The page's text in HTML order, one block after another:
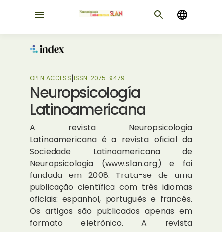
OPEN ACCESS|ISSN: 2075-9479
Neuropsicología
Latinoamericana
A revista Neuropsicologia
Latinoamericana é a revista oficial da
Sociedade Latinoamericana de
Neuropsicologia (www.slan.org) e foi
fundada em 2008. Trata-se de uma
publicação científica com três idiomas
oficiais: espanhol, português e francês.
Os artigos são publicados apenas em
formato eletrônico. A revista